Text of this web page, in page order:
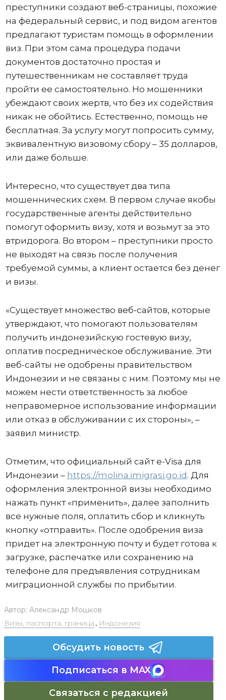
преступники создают веб-страницы, похожие
на федеральный сервис, и под видом агентов
предлагают туристам помощь в оформлении
виз. При этом сама процедура подачи
документов достаточно простая и
путешественникам не составляет труда
пройти ее самостоятельно. Но мошенники
убеждают своих жертв, что без их содействия
никак не обойтись. Естественно, помощь не
бесплатная. За услугу могут попросить сумму,
эквивалентную визовому сбору – 35 долларов,
или даже больше.
Интересно, что существует два типа
мошеннических схем. В первом случае якобы
государственные агенты действительно
помогут оформить визу, хотя и возьмут за это
втридорога. Во втором – преступники просто
не выходят на связь после получения
требуемой суммы, а клиент остается без денег
и визы.
«Существует множество веб-сайтов, которые
утверждают, что помогают пользователям
получить индонезийскую гостевую визу,
оплатив посредническое обслуживание. Эти
веб-сайты не одобрены правительством
Индонезии и не связаны с ним. Поэтому мы не
можем нести ответственность за любое
неправомерное использование информации
или отказ в обслуживании с их стороны», –
заявил министр.
Отметим, что официальный сайт e-Visa для
Индонезии – https://molina.imigrasi.go.id . Для
оформления электронной визы необходимо
нажать пункт «применить», далее заполнить
все нужные поля, оплатить сбор и кликнуть
кнопку «отправить». После одобрения виза
придет на электронную почту и будет готова к
загрузке, распечатке или сохранению на
телефоне для предъявления сотрудникам
миграционной службы по прибытии.
Автор: Александр Мошков
Визы, паспорта, граница , Индонезия
Обсудить новость
Подписаться в MAX
Связаться с редакцией